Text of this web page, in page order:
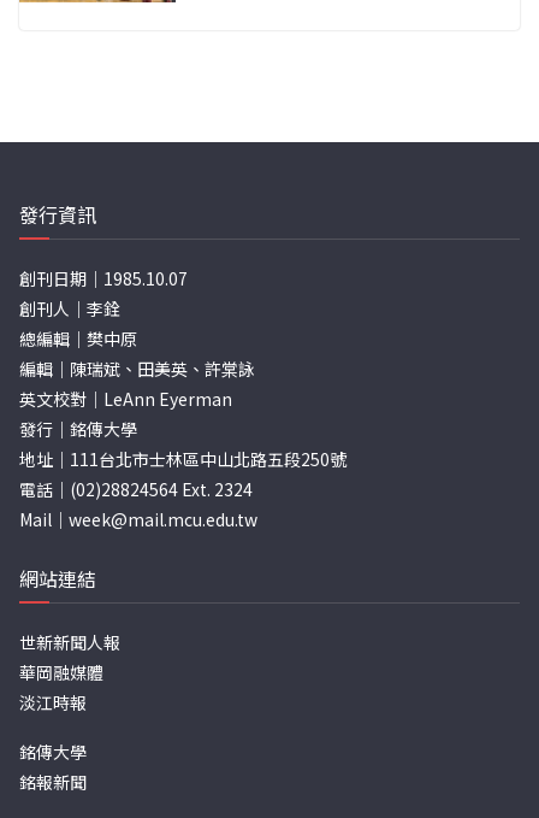
發行資訊
創刊日期｜1985.10.07
創刊人｜李銓
總編輯｜樊中原
編輯｜陳瑞斌、田美英、許棠詠
英文校對｜LeAnn Eyerman
發行｜銘傳大學
地址｜111台北市士林區中山北路五段250號
電話｜(02)28824564 Ext. 2324
Mail｜ week@mail.mcu.edu.tw
網站連結
世新新聞人報
華岡融媒體
淡江時報
銘傳大學
銘報新聞